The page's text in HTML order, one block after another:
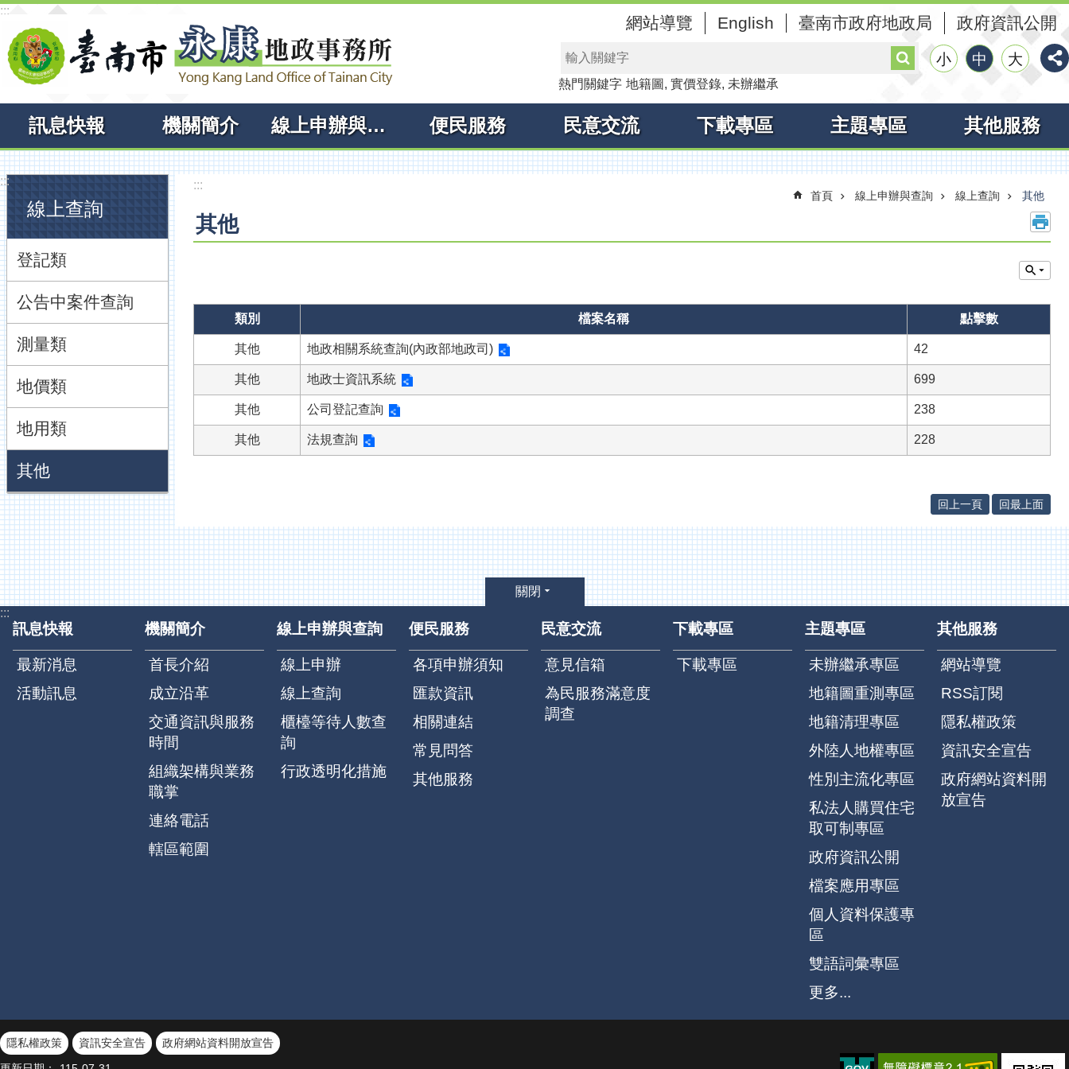
跳到主要內容區塊
:::
網站導覽 English 臺南市政府地政局 政府資訊公開
搜
尋 小 中 大
熱門關鍵字 地籍圖 實價登錄 未辦繼承
訊息快報 機關簡介 線上申辦與查詢 便民服務 民意交流 下載專區 主題專區 其他服務
:::
線上查詢
登記類
公告中案件查詢
測量類
地價類
地用類
其他
:::
首頁 線上申辦與查詢 線上查詢 其他
其他
類別 檔案名稱 點擊數
其他 地政相關系統查詢(內政部地政司) 42
其他 地政士資訊系統 699
其他 公司登記查詢 238
其他 法規查詢 228
回上一頁 回最上面
關閉
:::
訊息快報
最新消息
活動訊息
機關簡介
首長介紹
成立沿革
交通資訊與服務
時間
組織架構與業務
職掌
連絡電話
轄區範圍
線上申辦與查詢
線上申辦
線上查詢
櫃檯等待人數查
詢
行政透明化措施
便民服務
各項申辦須知
匯款資訊
相關連結
常見問答
其他服務
民意交流
意見信箱
為民服務滿意度
調查
下載專區
下載專區
主題專區
未辦繼承專區
地籍圖重測專區
地籍清理專區
外陸人地權專區
性別主流化專區
私法人購買住宅
取可制專區
政府資訊公開
檔案應用專區
個人資料保護專
區
雙語詞彙專區
更多...
其他服務
網站導覽
RSS訂閱
隱私權政策
資訊安全宣告
政府網站資料開
放宣告
隱私權政策 資訊安全宣告
政府網站資料開放宣告